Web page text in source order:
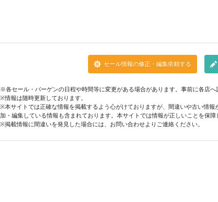
セール情報の修正・編集依頼する
※各セール・バーゲンの日程や時間等に変更がある場合があります。事前に各店
※情報は随時更新しております。
※本サイトでは正確な情報を掲載するよう心がけておりますが、間違いや古い情
加・編集している情報も含まれております。本サイトでは情報が正しいことを保
※掲載情報に間違いを発見した場合には、お問い合わせよりご連絡ください。